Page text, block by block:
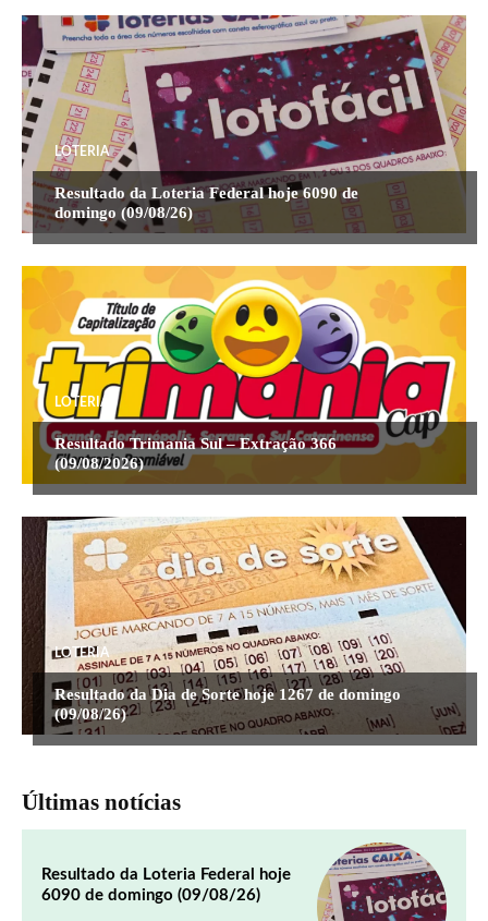
LOTERIA
Resultado da Loteria Federal hoje 6090 de
domingo (09/08/26)
LOTERIA
Resultado Trimania Sul – Extração 366
(09/08/2026)
LOTERIA
Resultado da Dia de Sorte hoje 1267 de domingo
(09/08/26)
Últimas notícias
Resultado da Loteria Federal hoje
6090 de domingo (09/08/26)